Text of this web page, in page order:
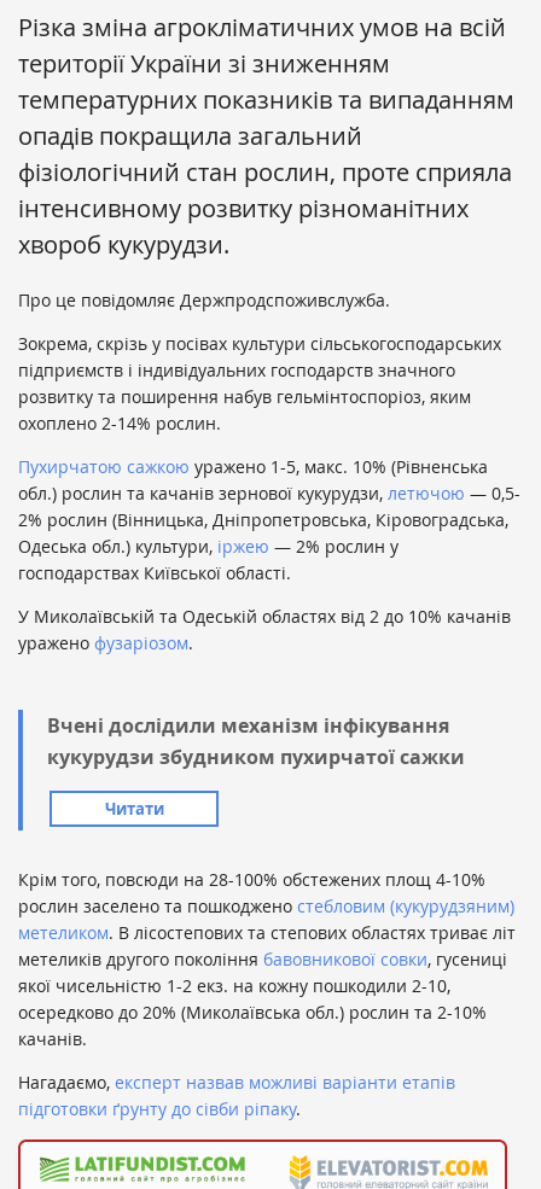
Різка зміна агрокліматичних умов на всій
території України зі зниженням
температурних показників та випаданням
опадів покращила загальний
фізіологічний стан рослин, проте сприяла
інтенсивному розвитку різноманітних
хвороб кукурудзи.
Про це повідомляє Держпродспоживслужба.
Зокрема, скрізь у посівах культури сільськогосподарських
підприємств і індивідуальних господарств значного
розвитку та поширення набув гельмінтоспоріоз, яким
охоплено 2-14% рослин.
Пухирчатою сажкою уражено 1-5, макс. 10% (Рівненська
обл.) рослин та качанів зернової кукурудзи, летючою — 0,5-
2% рослин (Вінницька, Дніпропетровська, Кіровоградська,
Одеська обл.) культури, іржею — 2% рослин у
господарствах Київської області.
У Миколаївській та Одеській областях від 2 до 10% качанів
уражено фузаріозом.
Вчені дослідили механізм інфікування
кукурудзи збудником пухирчатої сажки
Читати
Крім того, повсюди на 28-100% обстежених площ 4-10%
рослин заселено та пошкоджено стебловим (кукурудзяним)
метеликом. В лісостепових та степових областях триває літ
метеликів другого покоління бавовникової совки, гусениці
якої чисельністю 1-2 екз. на кожну пошкодили 2-10,
осередково до 20% (Миколаївська обл.) рослин та 2-10%
качанів.
Нагадаємо, експерт назвав можливі варіанти етапів
підготовки ґрунту до сівби ріпаку.